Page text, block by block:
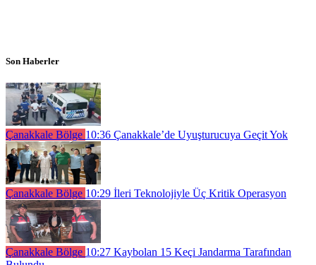
Son Haberler
Çanakkale Bölge 10:36 Çanakkale’de Uyuşturucuya Geçit Yok
Çanakkale Bölge 10:29 İleri Teknolojiyle Üç Kritik Operasyon
Çanakkale Bölge 10:27 Kaybolan 15 Keçi Jandarma Tarafından